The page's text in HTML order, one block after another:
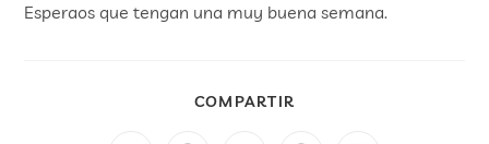
Esperaos que tengan una muy buena semana.
COMPARTIR